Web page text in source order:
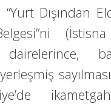
Dışından
(İstisna